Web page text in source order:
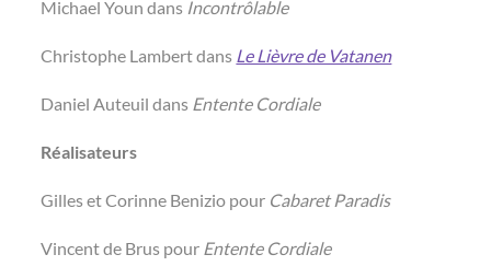
Michael Youn dans Incontrôlable
Christophe Lambert dans Le Lièvre de Vatanen
Daniel Auteuil dans Entente Cordiale
Réalisateurs
Gilles et Corinne Benizio pour Cabaret Paradis
Vincent de Brus pour Entente Cordiale